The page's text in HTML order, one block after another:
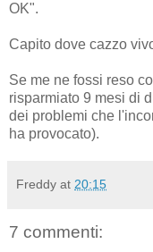
OK".
Capito dove cazzo
Se me ne fossi reso
risparmiato 9 mesi di
dei problemi che
ha provocato).
Freddy at 20:15
7 commenti: